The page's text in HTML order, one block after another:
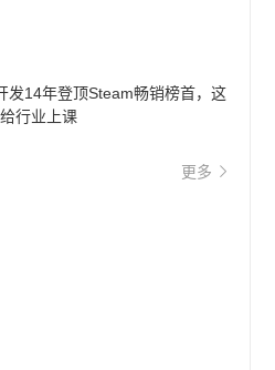
发14年登顶Steam畅销榜首，这
行业上课
更多